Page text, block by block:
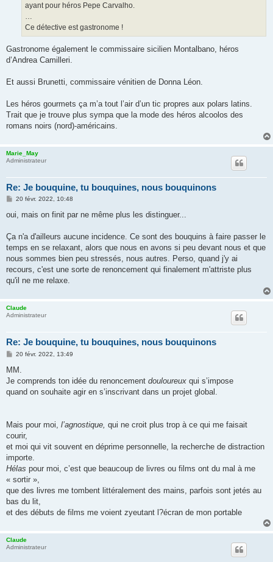
ayant pour héros Pepe Carvalho.
Ce détective est gastronome !
Gastronome également le commissaire sicilien Montalbano, héros
d’Andrea Camilleri.
Et aussi Brunetti, commissaire vénitien de Donna Léon.
Les héros gourmets ça m’a tout l’air d’un tic propres aux polars latins.
Trait que je trouve plus sympa que la mode des héros alcoolos des
romans noirs (nord)-américains.
Marie_May
Administrateur
Re: Je bouquine, tu bouquines, nous bouquinons
M
s
g
20 févr. 2022, 10:48
oui, mais on finit par ne même plus les distinguer...
Ça n'a d'ailleurs aucune incidence. Ce sont des bouquins à faire passer le
temps en se relaxant, alors que nous en avons si peu devant nous et que
nous sommes bien peu stressés, nous autres. Perso, quand j'y ai
recours, c'est une sorte de renoncement qui finalement m'attriste plus
qu'il ne me relaxe.
Claude
Administrateur
Re: Je bouquine, tu bouquines, nous bouquinons
M
s
a
g
20 févr. 2022, 13:49
MM.
Je comprends ton idée du renoncement douloureux qui s’impose
quand on souhaite agir en s’inscrivant dans un projet global.
Mais pour moi, l’agnostique, qui ne croit plus trop à ce qui me faisait
courir,
et moi qui vit souvent en déprime personnelle, la recherche de distraction
importe.
Hélas pour moi, c’est que beaucoup de livres ou films ont du mal à me
« sortir »,
que des livres me tombent littéralement des mains, parfois sont jetés au
bas du lit,
et des débuts de films me voient zyeutant l?écran de mon portable
Claude
Administrateur